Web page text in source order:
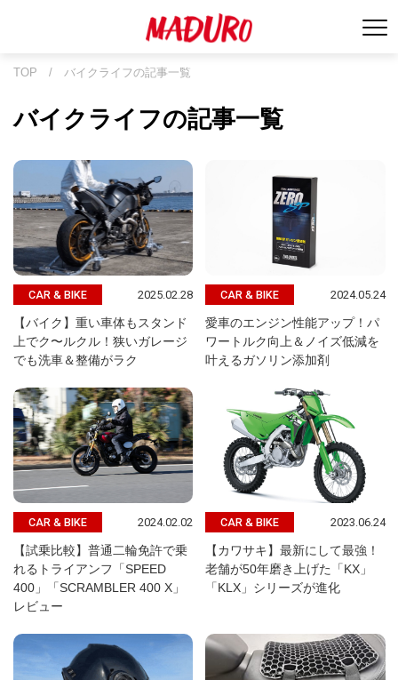
TOP / バイクライフの記事一覧
バイクライフの記事一覧
CAR & BIKE 2025.02.28
【バイク】重い車体もスタンド
上でク〜ルクル！狭いガレージ
でも洗車＆整備がラク
CAR & BIKE 2024.05.24
愛車のエンジン性能アップ！パ
ワートルク向上＆ノイズ低減を
叶えるガソリン添加剤
CAR & BIKE 2024.02.02
【試乗比較】普通二輪免許で乗
れるトライアンフ「SPEED
400」「SCRAMBLER 400 X」
レビュー
CAR & BIKE 2023.06.24
【カワサキ】最新にして最強！
老舗が50年磨き上げた「KX」
「KLX」シリーズが進化